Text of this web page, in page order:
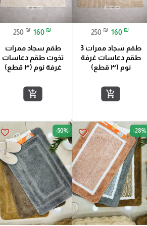
250 ₪ 160 ₪
طقم سجاد ممرات 3
طقم دعاسات غرفة
نوم (٣ قطع)
add_shopping_cart
250 ₪ 160 ₪
طقم سجاد ممرات
تخوت طقم دعاسات
غرفة نوم (٣ قطع)
add_shopping_cart
favorite_border -28%
favorite_border -50%